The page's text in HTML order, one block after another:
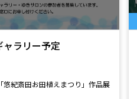
ャラリー予定
悠紀斎田お田植えまつり」作品展